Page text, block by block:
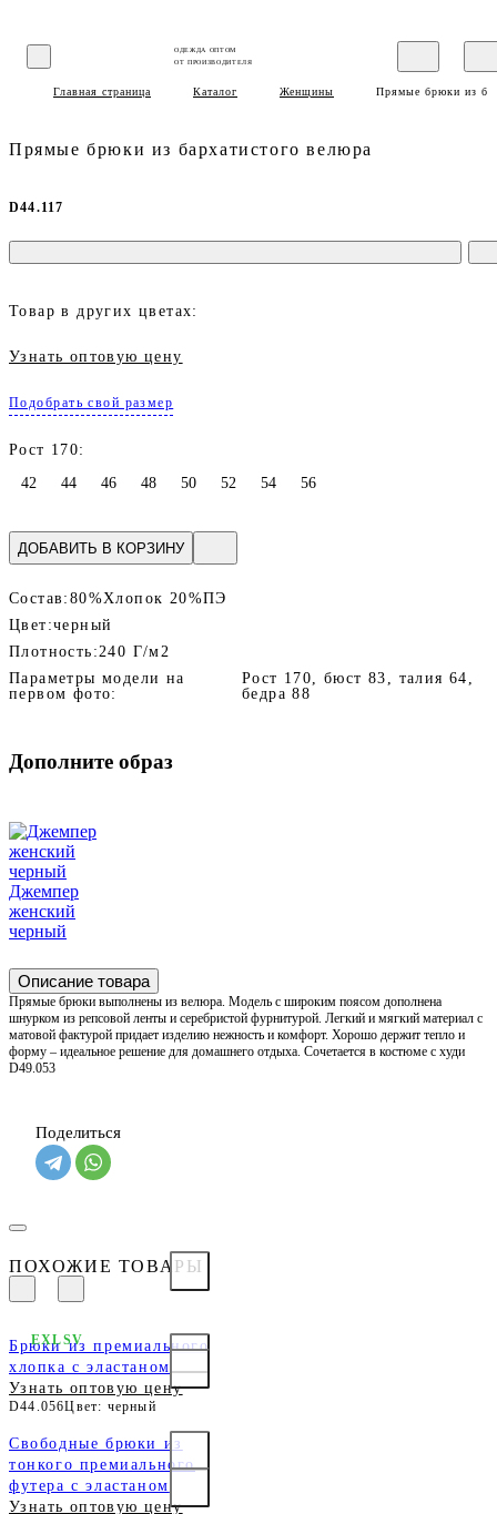
ОДЕЖДА ОПТОМ
ОТ ПРОИЗВОДИТЕЛЯ
Главная страница Каталог Женщины Прямые брюки из
Прямые брюки из бархатистого велюра
D44.117
Товар в других цветах:
Узнать оптовую цену
Подобрать свой размер
Рост 170:
42
44 46 48 50 52 54 56
ДОБАВИТЬ В КОРЗИНУ
Состав: 80%Хлопок 20%ПЭ
Цвет:черный
Плотность:240 Г/м2
Параметры модели на
первом фото:
Рост 170, бюст 83, талия 64,
бедра 88
Дополните образ
Джемпер
женский
черный
Описание товара
Прямые брюки выполнены из велюра. Модель с широким поясом дополнена
шнурком из репсовой ленты и серебристой фурнитурой. Легкий и мягкий материал с
матовой фактурой придает изделию нежность и комфорт. Хорошо держит тепло и
форму – идеальное решение для домашнего отдыха. Сочетается в костюме с худи
D49.053
Поделиться
ПОХОЖИЕ ТОВАРЫ
Брюки из премиального
хлопка с эластаном
Узнать оптовую цену
D44.056Цвет: черный
EXLSV
Свободные брюки из
тонкого премиального
футера с эластаном
Узнать оптовую цену